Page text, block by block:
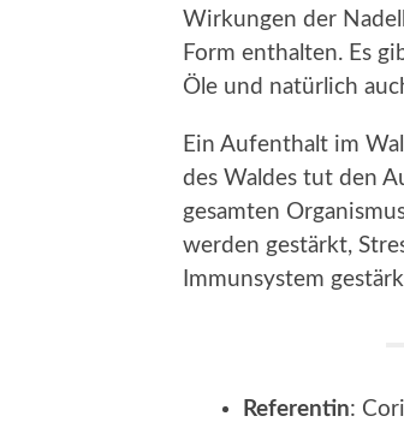
Wirkungen der
Form enthalten. Es
Öle und natürlich
Ein Aufenthalt im
des Waldes tut den
gesamten
werden gestärkt,
Immunsystem
Referentin: